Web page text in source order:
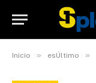
Inicio » esÚltimo »